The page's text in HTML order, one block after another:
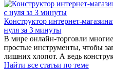
Конструктор интернет-
нуля за 3 минуты
В мире онлайн-торговли
простые инструменты, чтобы
лишних хлопот. А ведь
Найти все статьи по теме